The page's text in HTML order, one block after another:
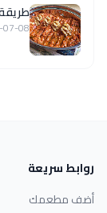
08
روابط سريعة
أضف مطعمك